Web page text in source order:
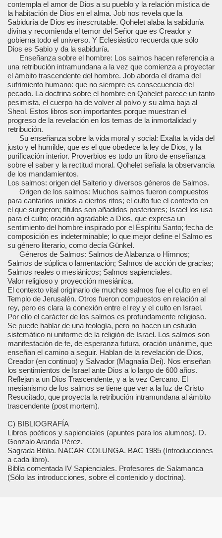
contempla el amor de Dios a su pueblo y la relación mística de
la habitación de Dios en el alma. Job nos revela que la
Sabiduría de Dios es inescrutable. Qohelet alaba la sabiduría
divina y recomienda el temor del Señor que es Creador y
gobierna todo el universo. Y Eclesiástico recuerda que sólo
Dios es Sabio y da la sabiduría.
Enseñanza sobre el hombre: Los salmos hacen referencia a
una retribución intramundana a la vez que comienza a proyectar
el ámbito trascendente del hombre. Job aborda el drama del
sufrimiento humano: que no siempre es consecuencia del
pecado. La doctrina sobre el hombre en Qohelet parece un tanto
pesimista, el cuerpo ha de volver al polvo y su alma baja al
Sheol. Estos libros son importantes porque muestran el
progreso de la revelación en los temas de la inmortalidad y
retribución.
Su enseñanza sobre la vida moral y social: Exalta la vida del
justo y el humilde, que es el que obedece la ley de Dios, y la
purificación interior. Proverbios es todo un libro de enseñanza
sobre el saber y la rectitud moral. Qohelet señala la observancia
de los mandamientos.
Los salmos: origen del Salterio y diversos géneros de Salmos.
Origen de los salmos: Muchos salmos fueron compuestos
para cantarlos unidos a ciertos ritos; el culto fue el contexto en
el que surgieron; títulos son añadidos posteriores; Israel los usa
para el culto; oración agradable a Dios, que expresa un
sentimiento del hombre inspirado por el Espíritu Santo; fecha de
composición es indeterminable; lo que mejor define el Salmo es
su género literario, como decía Günkel.
Géneros de Salmos: Salmos de Alabanza o Himnos;
Salmos de súplica o lamentación; Salmos de acción de gracias;
Salmos reales o mesiánicos; Salmos sapienciales.
Valor religioso y proyección mesiánica.
El contexto vital originario de muchos salmos fue el culto en el
Templo de Jerusalén. Otros fueron compuestos en relación al
rey, pero es clara la conexión entre el rey y el culto en Israel.
Por ello el carácter de los salmos es profundamente religioso.
Se puede hablar de una teología, pero no hacen un estudio
sistemático ni uniforme de la religión de Israel. Los salmos son
manifestación de fe, de esperanza futura, oración unánime, que
enseñan el camino a seguir. Hablan de la revelación de Dios,
Creador (en continuo) y Salvador (Magnalia Dei). Nos enseñan
los sentimientos de Israel ante Dios a lo largo de 600 años.
Reflejan a un Dios Trascendente, y a la vez Cercano. El
mesianismo de los salmos se tiene que ver a la luz de Cristo
Resucitado, que proyecta la retribución intramundana al ámbito
trascendente (post mortem).
C) BIBLIOGRAFÍA
Libros poéticos y sapienciales (apuntes para los alumnos). D.
Gonzalo Aranda Pérez.
Sagrada Biblia. NACAR-COLUNGA. BAC 1985 (Introducciones
a cada libro).
Biblia comentada IV Sapienciales. Profesores de Salamanca
(Sólo las introducciones, sobre el contenido y doctrina).